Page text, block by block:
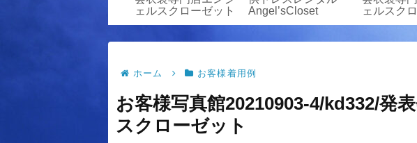
ェルスクローゼット
Angel’sCloset
ェルスク
ホーム お客様着用例
お客様写真館20210903-4/kd332/発
スクローゼット